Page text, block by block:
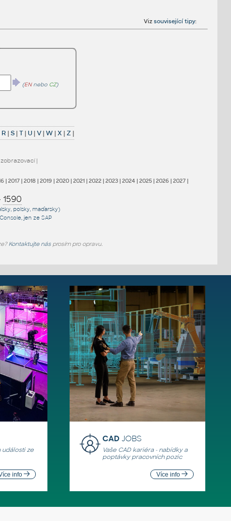
Vizsouvisející tipy:
(ENnebo CZ)
R |S|T| U|V|W|X |Z |
zobrazovací|
| 2017| 2018 | 2019| 2020| 2021| 2022| 2023| 2024| 2025| 2026| 2027|
1590
polsky, maďarsky)
, jenze SAP
Kontaktujte násprosím pro opravu.
události ze
info
CADJOBS
Vaše CAD kariéra - nabídky a
poptávky pracovních pozic
Více info